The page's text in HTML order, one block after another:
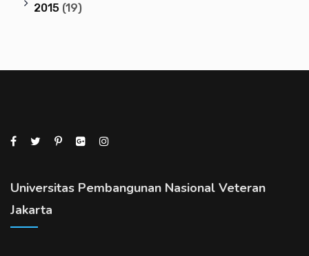
2015 (19)
Universitas Pembangunan Nasional Veteran
Jakarta